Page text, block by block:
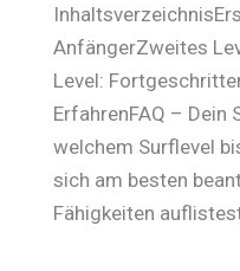
AnfängerZweites
Level:
ErfahrenFAQ – Dein
welchem Surflevel
sich am besten
Fähigkeiten